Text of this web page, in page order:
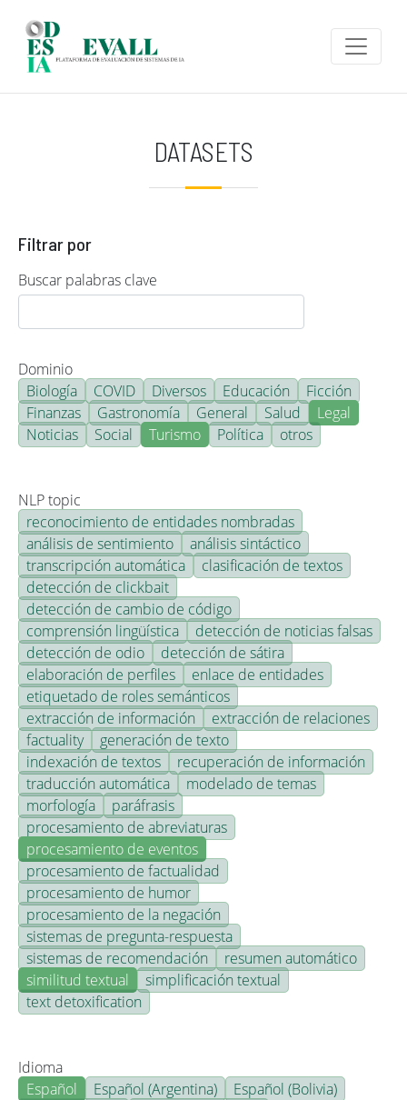
DATASETS
Filtrar por
Buscar palabras clave
Dominio
Biología
COVID Diversos Educación
Ficción
Finanzas
Gastronomía General Salud
Legal
Noticias
Social Turismo Política otros
NLP topic
reconocimiento de entidades nombradas
análisis de sentimiento
análisis sintáctico
transcripción automática
clasificación de textos
detección de clickbait
detección de cambio de código
comprensión lingüística
detección de noticias falsas
detección de odio
detección de sátira
elaboración de perfiles
enlace de entidades
etiquetado de roles semánticos
extracción de información
extracción de relaciones
factuality
generación de texto
indexación de textos
recuperación de información
traducción automática
modelado de temas
morfología
paráfrasis
procesamiento de abreviaturas
procesamiento de eventos
procesamiento de factualidad
procesamiento de humor
procesamiento de la negación
sistemas de pregunta-respuesta
sistemas de recomendación
resumen automático
similitud textual
simplificación textual
text detoxification
Idioma
Español
Español (Argentina)
Español (Bolivia)